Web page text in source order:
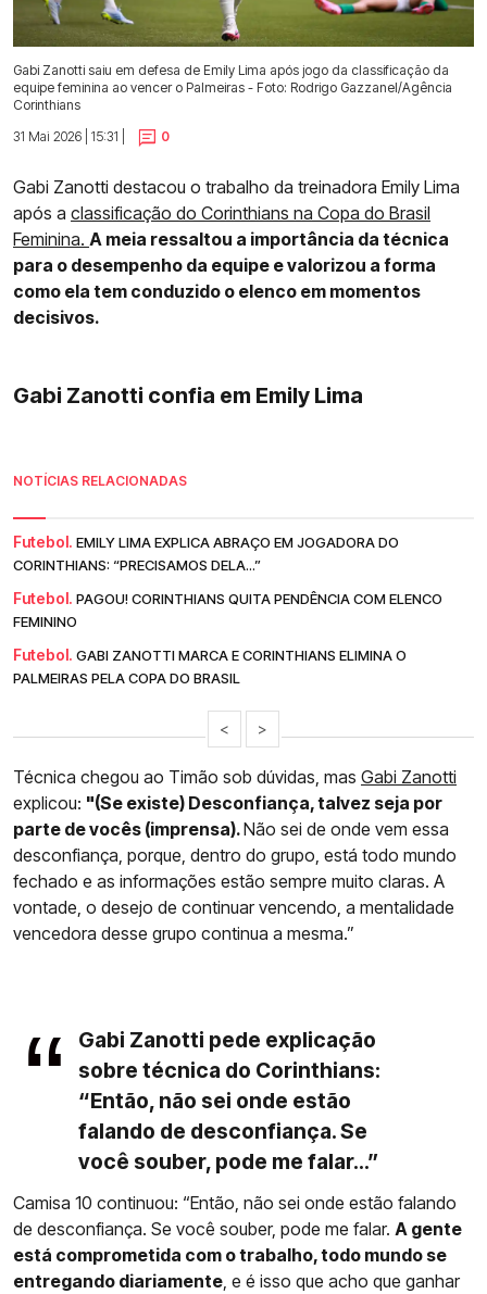
Gabi Zanotti saiu em defesa de Emily Lima após jogo da classificação da
equipe feminina ao vencer o Palmeiras - Foto: Rodrigo Gazzanel/Agência
Corinthians
31 Mai 2026 | 15:31 |
0
Gabi Zanotti destacou o trabalho da treinadora Emily Lima
após a classificação do Corinthians na Copa do Brasil
Feminina. A meia ressaltou a importância da técnica
para o desempenho da equipe e valorizou a forma
como ela tem conduzido o elenco em momentos
decisivos.
Gabi Zanotti confia em Emily Lima
NOTÍCIAS RELACIONADAS
Futebol. EMILY LIMA EXPLICA ABRAÇO EM JOGADORA DO
CORINTHIANS: “PRECISAMOS DELA...”
Futebol. PAGOU! CORINTHIANS QUITA PENDÊNCIA COM ELENCO
FEMININO
Futebol. GABI ZANOTTI MARCA E CORINTHIANS ELIMINA O
PALMEIRAS PELA COPA DO BRASIL
< >
Técnica chegou ao Timão sob dúvidas, mas Gabi Zanotti
explicou: "(Se existe) Desconfiança, talvez seja por
parte de vocês (imprensa).Não sei de onde vem essa
desconfiança, porque, dentro do grupo, está todo mundo
fechado e as informações estão sempre muito claras. A
vontade, o desejo de continuar vencendo, a mentalidade
vencedora desse grupo continua a mesma.”
Gabi Zanotti pede explicação
sobre técnica do Corinthians:
“Então, não sei onde estão
falando de desconfiança. Se
você souber, pode me falar...”
Camisa 10 continuou: “Então, não sei onde estão falando
de desconfiança. Se você souber, pode me falar. A gente
está comprometida com o trabalho, todo mundo se
entregando diariamente, e é isso que acho que ganhar